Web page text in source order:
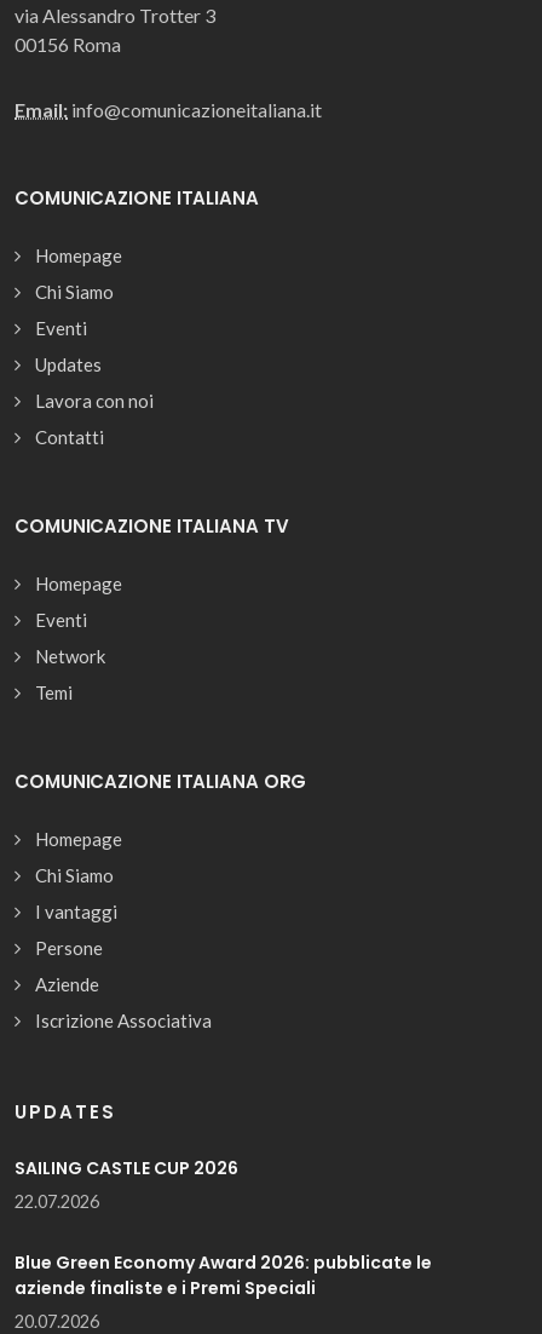
via Alessandro Trotter 3
00156 Roma
Email: info@comunicazioneitaliana.it
COMUNICAZIONE ITALIANA
Homepage
Chi Siamo
Eventi
Updates
Lavora con noi
Contatti
COMUNICAZIONE ITALIANA TV
Homepage
Eventi
Network
Temi
COMUNICAZIONE ITALIANA ORG
Homepage
Chi Siamo
I vantaggi
Persone
Aziende
Iscrizione Associativa
UPDATES
SAILING CASTLE CUP 2026
22.07.2026
Blue Green Economy Award 2026: pubblicate le
aziende finaliste e i Premi Speciali
20.07.2026